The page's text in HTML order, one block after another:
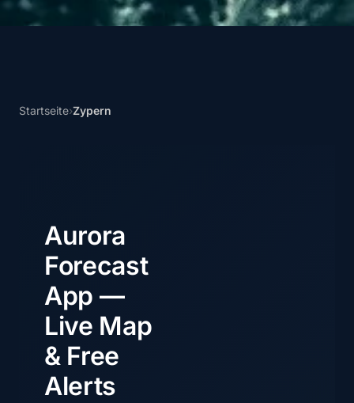
Startseite›Zypern
Aurora
Forecast
App —
Live Map
& Free
Alerts